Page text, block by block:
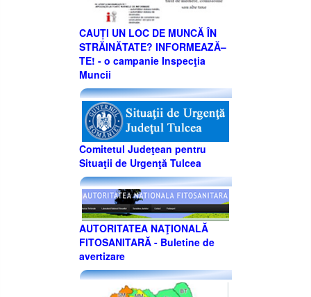
CAUȚI UN LOC DE MUNCĂ ÎN
STRĂINĂTATE? INFORMEAZĂ–
TE! - o campanie Inspecţia
Muncii
Comitetul Judeţean pentru
Situaţii de Urgenţă Tulcea
AUTORITATEA NAŢIONALĂ
FITOSANITARĂ - Buletine de
avertizare